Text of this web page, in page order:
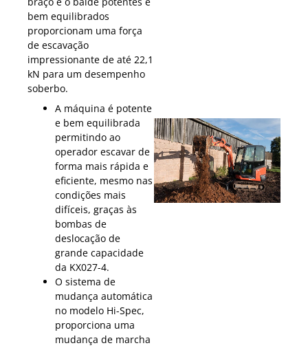
bem equilibrados
proporcionam uma força
de escavação
impressionante de até 22,1
kN para um desempenho
soberbo.
A máquina é potente
e bem equilibrada
permitindo ao
operador escavar de
forma mais rápida e
eficiente, mesmo nas
condições mais
difíceis, graças às
bombas de
deslocação de
grande capacidade
da KX027-4.
O sistema de
mudança automática
no modelo Hi-Spec,
proporciona uma
mudança de marcha